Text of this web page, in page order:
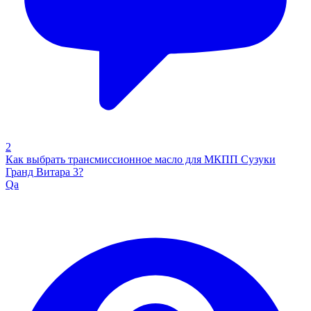
2
Как выбрать трансмиссионное масло для МКПП Сузуки
Гранд Витара 3?
Qa